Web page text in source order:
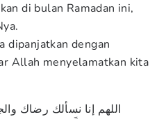
di bulan Ramadan ini,
dipanjatkan dengan
Allah menyelamatkan kita
اللهم إنا نسألك رضاك